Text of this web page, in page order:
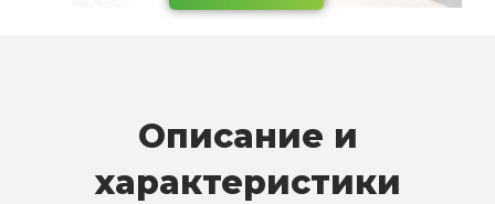
Описание и
характеристики